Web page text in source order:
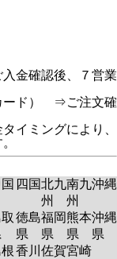
金確認後、７営業
ード） ⇒ご注文確
イミングにより、
四国北九
州
南九
州
沖縄
徳島
県
香川
福岡
県
佐賀
熊本
県
宮崎
沖縄
県